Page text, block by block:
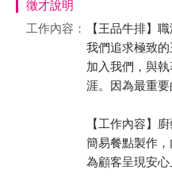
徵才說明
工作內容：
【王品牛排】
我們追求極致的
加入我們，與
涯。因為最重要
【工作內容】
簡易餐點製作
為顧客呈現安